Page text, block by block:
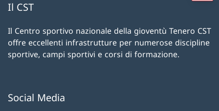
Il CST
Il Centro sportivo nazionale della gioventù Tenero CST
offre eccellenti infrastrutture per numerose discipline
sportive, campi sportivi e corsi di formazione.
Social Media